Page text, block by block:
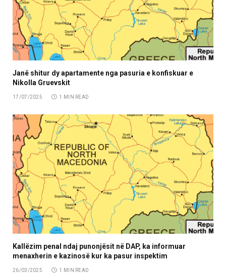
Janë shitur dy apartamente nga pasuria e konfiskuar e
Nikolla Gruevskit
17/07/2025 1 MIN READ
Kallëzim penal ndaj punonjësit në DAP, ka informuar
menaxherin e kazinosë kur ka pasur inspektim
26/03/2025 1 MIN READ